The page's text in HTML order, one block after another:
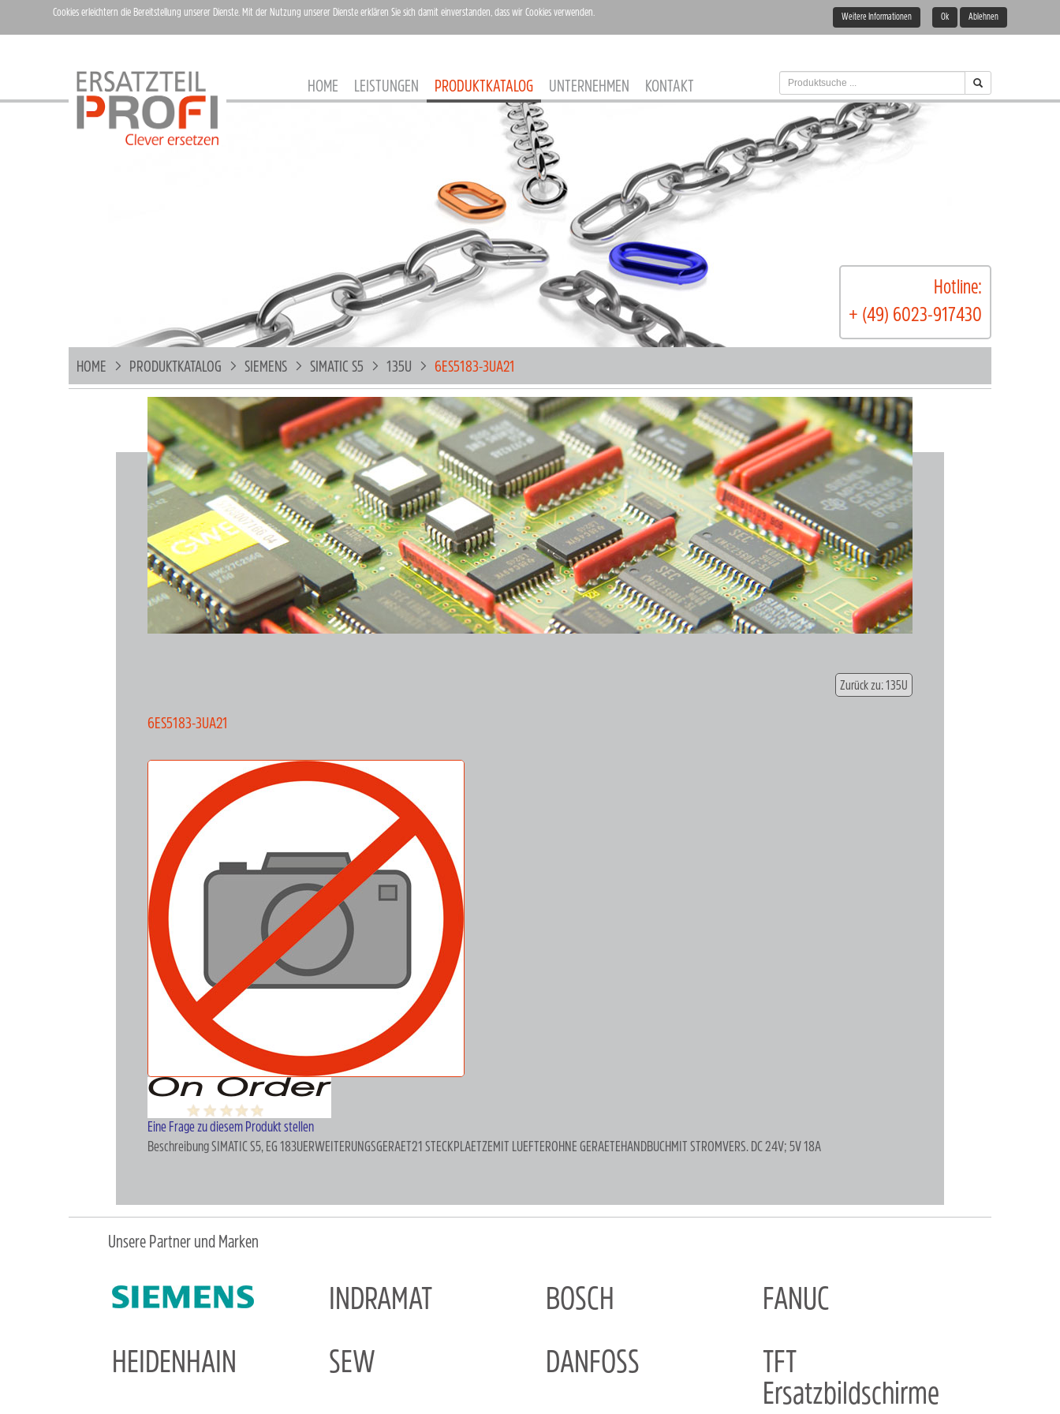
HOME LEISTUNGEN PRODUKTKATALOG UNTERNEHMEN KONTAKT
Hotline:
+ (49) 6023-917430
HOME PRODUKTKATALOG SIEMENS SIMATIC S5 135U 6ES5183-3UA21
Zurück zu: 135U
6ES5183-3UA21
Eine Frage zu diesem Produkt stellen
BeschreibungSIMATIC S5, EG 183UERWEITERUNGSGERAET21 STECKPLAETZEMIT LUEFTEROHNE GERAETEHANDBUCHMIT STROMVERS. DC 24V; 5V 18A
Unsere Partner und Marken
INDRAMAT BOSCH
FANUC
HEIDENHAIN
SEW DANFOSS
TFT
Ersatzbildschirme
Cookies erleichtern die Bereitstellung unserer Dienste. Mit der Nutzung unserer Dienste erklären Sie sich damit einverstanden, dass wir Cookies verwenden. Weitere Informationen Ok Ablehnen